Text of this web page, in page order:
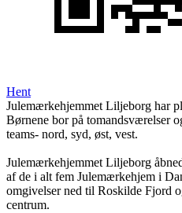
Hent
Julemærkehjemmet Liljeborg har
Børnene bor på tomandsværelser
teams- nord, syd, øst, vest.
Julemærkehjemmet Liljeborg
af de i alt fem Julemærkehjem i
omgivelser ned til Roskilde Fjord
centrum.